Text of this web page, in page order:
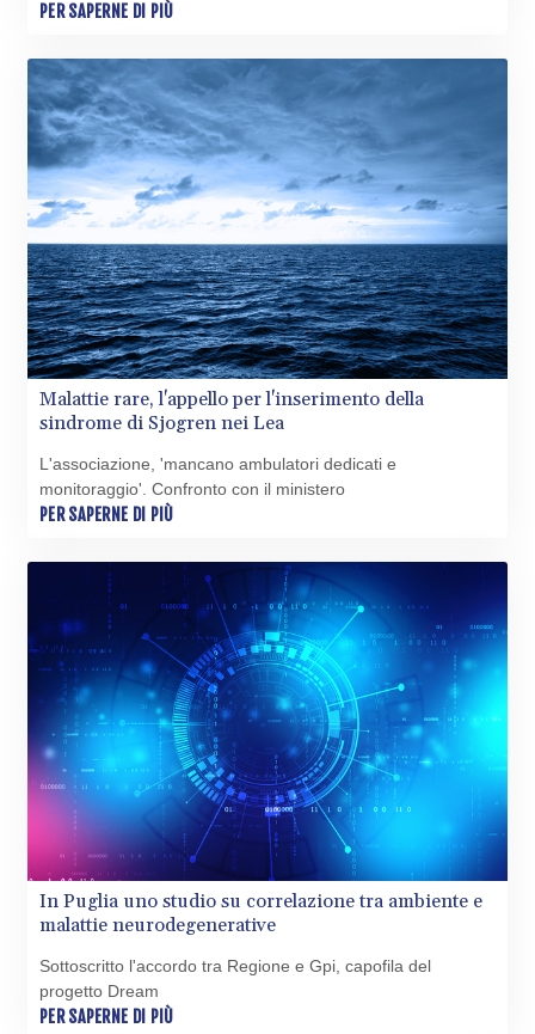
PER SAPERNE DI PIÙ
Malattie rare, l'appello per l'inserimento della
sindrome di Sjogren nei Lea
L'associazione, 'mancano ambulatori dedicati e
monitoraggio'. Confronto con il ministero
PER SAPERNE DI PIÙ
In Puglia uno studio su correlazione tra ambiente e
malattie neurodegenerative
Sottoscritto l'accordo tra Regione e Gpi, capofila del
progetto Dream
PER SAPERNE DI PIÙ